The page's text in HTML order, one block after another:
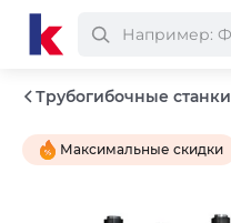
Трубогибочные станки
Максимальные скидки